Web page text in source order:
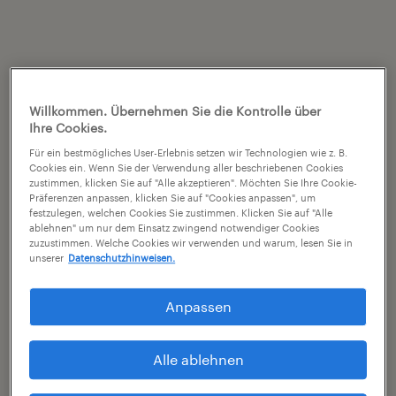
Willkommen. Übernehmen Sie die Kontrolle über
Ihre Cookies.
Für ein bestmögliches User-Erlebnis setzen wir Technologien wie z. B.
Cookies ein. Wenn Sie der Verwendung aller beschriebenen Cookies
zustimmen, klicken Sie auf "Alle akzeptieren". Möchten Sie Ihre Cookie-
Präferenzen anpassen, klicken Sie auf "Cookies anpassen", um
festzulegen, welchen Cookies Sie zustimmen. Klicken Sie auf "Alle
ablehnen" um nur dem Einsatz zwingend notwendiger Cookies
zuzustimmen. Welche Cookies wir verwenden und warum, lesen Sie in
unserer Datenschutzhinweisen.
Anpassen
Alle ablehnen